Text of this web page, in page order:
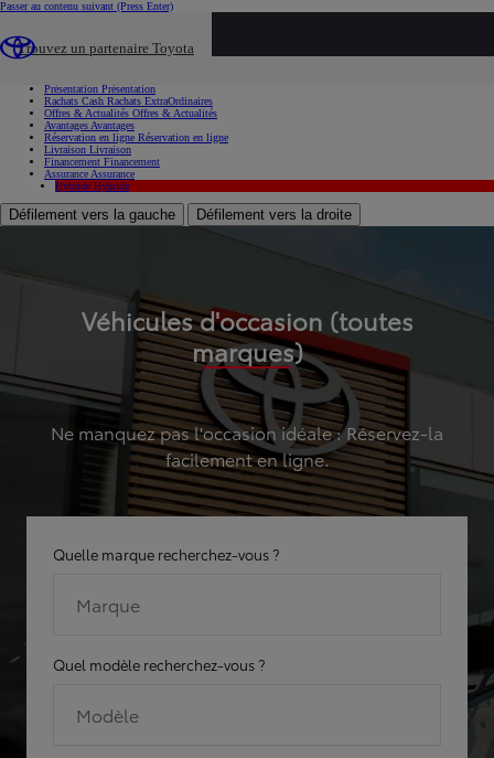
Passer au contenu suivant (Press Enter)
Trouvez un partenaire Toyota
Présentation Présentation
Rachats Cash Rachats ExtraOrdinaires
Offres & Actualités Offres & Actualités
Avantages Avantages
Réservation en ligne Réservation en ligne
Livraison Livraison
Financement Financement
Assurance Assurance
Hybride Hybride
Défilement vers la gauche Défilement vers la droite
Véhicules d'occasion (toutes
marques)
Ne manquez pas l'occasion idéale : Réservez-la
facilement en ligne.
Quelle marque recherchez-vous ?
Marque
Quel modèle recherchez-vous ?
Modèle